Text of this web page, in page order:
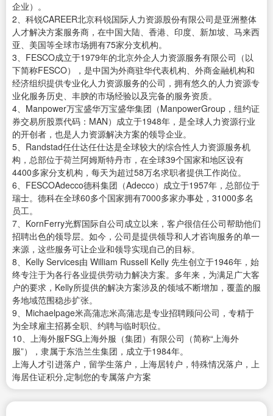
企业）。
2、科锐CAREER北京科锐国际人力资源股份有限公司是亚洲整体
人才解决方案服务商，在中国大陆、香港、印度、新加坡、马来西
亚、美国等全球市场拥有75家分支机构。
3、FESCO成立于1979年的北京外企人力资源服务有限公司（以
下简称FESCO），是中国为外商驻华代表机构、外商金融机构和
经济组织提供专业化人力资源服务的公司，拥有悠久的人力资源专
业化服务历史、丰腴的市场经验以及完备的服务资质。
4、Manpower万宝盛华万宝盛华集团（ManpowerGroup，纽约证
券交易所股票代码：MAN）成立于1948年，是全球人力资源行业
的开创者，也是人力资源解决方案的领导企业。
5、Randstad任仕达任仕达是全球较大的综合性人力资源服务机
构，总部位于荷兰阿姆斯特丹市，在全球39个国家和地区设有
4400多家分支机构，每天为超过58万名求职者提供工作岗位。
6、FESCOAdecco德科集团（Adecco）成立于1957年，总部位于
瑞士。德科在全球60多个国家拥有7000多家办事处，31000多名
员工。
7、KornFerry光辉国际自公司成立以来，客户很信任公司帮助他们
招聘出色的领导层。如今，公司是提供领导和人才咨询服务的单一
来源，这些服务可让企业和领导实现自己的目标。
8、Kelly Services由 William Russell Kelly 先生创立于1946年，始
终专注于为各行各业提供劳动力解决方案。多年来，为满足广大客
户的要求，Kelly所提供的解决方案涉及的领域不断增加，覆盖的服
务地域范围稳步扩张。
9、Michaelpage米高蒲志米高蒲志是专业招聘顾问公司，专精于
为全球雇主招募全职、约聘与临时职位。
10、上海外服FSG上海外服（集团）有限公司（简称“上海外
服”），隶属于东浩兰生集团，成立于1984年。
上海人才引进落户，留学生落户，上海居转户，特殊情况落户，上
海居住证积分,定制您的专属落户方案